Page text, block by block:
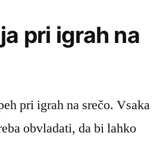
pri igrah na
pri igrah na srečo. Vsaka
obvladati, da bi lahko